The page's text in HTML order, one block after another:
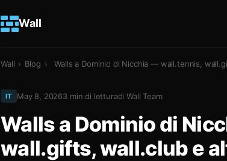
Wall
Wall › Blog › Walls a Dominio di Nicchia — wall.tennis,
IT May 8, 20263 min di letturadi Wall Team
Walls a Dominio di
wall.gifts, wall.club e